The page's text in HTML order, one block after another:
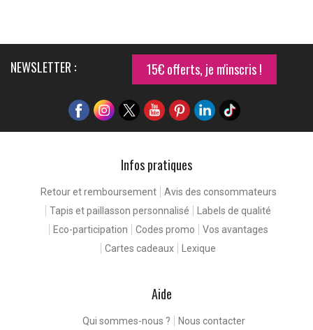
NEWSLETTER : 15€ offerts, je m'inscris !
Infos pratiques
Retour et remboursement
Avis des consommateurs
Tapis et paillasson personnalisé
Labels de qualité
Eco-participation
Codes promo
Vos avantages
Cartes cadeaux
Lexique
Aide
Qui sommes-nous ? Nous contacter